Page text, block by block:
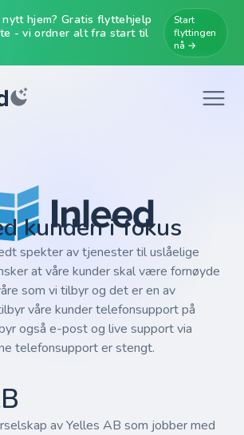
hjem? Gratis flyttehjelp
- vi ordner alt fra start til
Start
flyttingen
nå →
kunden i fokus
spekter av tjenester til uslåelige
at våre kunder skal være fornøyde
som vi tilbyr og det er en av
våre kunder telefonsupport på
også e-post og live support via
telefonsupport er stengt.
av Yelles AB som jobber med